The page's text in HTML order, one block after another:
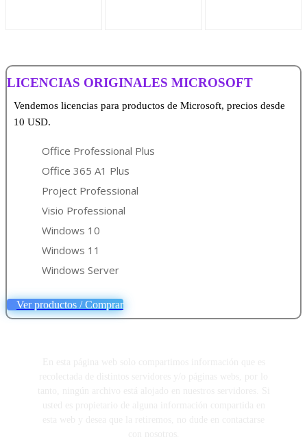
LICENCIAS ORIGINALES MICROSOFT
Vendemos licencias para productos de Microsoft, precios desde
10 USD.
Office Professional Plus
Office 365 A1 Plus
Project Professional
Visio Professional
Windows 10
Windows 11
Windows Server
Ver productos / Comprar